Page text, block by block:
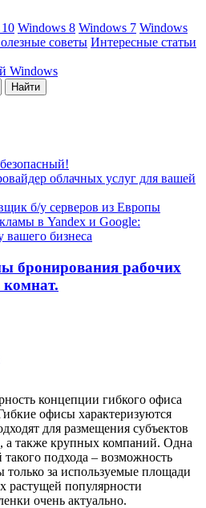
Windows 8 Windows 7 Windows
советы Интересные статьи
Windows
Найти
облачных услуг для вашей
б/у серверов из Европы
в Yandex и Google:
бизнеса
бронирования рабочих
комнат.
концепции гибкого офиса
офисы характеризуются
для размещения субъектов
а также крупных компаний. Одна
подхода – возможность
только за используемые площади
растущей популярности
очень актуально.